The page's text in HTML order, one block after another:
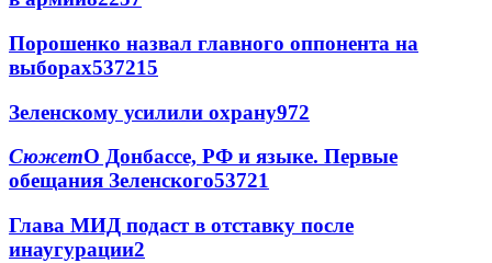
Порошенко назвал главного оппонента на
выборах537215
Зеленскому усилили охрану972
СюжетО Донбассе, РФ и языке. Первые
обещания Зеленского53721
Глава МИД подаст в отставку после
инаугурации2